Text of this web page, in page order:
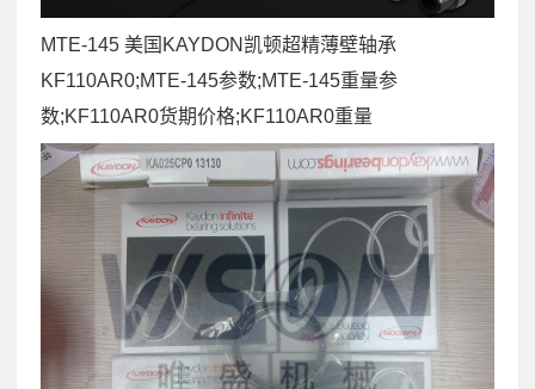
MTE-145 美国KAYDON凯顿超精薄壁轴承
KF110AR0;MTE-145参数;MTE-145重量参
数;KF110AR0货期价格;KF110AR0重量